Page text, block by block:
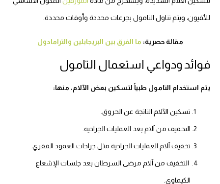
للأفيون، ويتم تناول التامول بجرعات محددة وأوقات محددة.
مقالة حصرية: ما الفرق بين البريجابلين والترامادول
فوائد ودواعي استعمال التامول
يتم استخدام التامول طبياً لتسكين بعض الآلام، منها:
تسكين الآلام الناتجة عن الحروق.
التخفيف من آلام بعد العمليات الجراحية.
تخفيف آلام العمليات الجراحية مثل جراحات العمود الفقري.
التخفيف من آلام مرضى السرطان بعد جلسات الإشعاع
الكيماوي.